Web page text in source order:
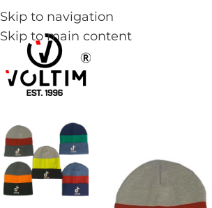
Skip to navigation
Skip to main content